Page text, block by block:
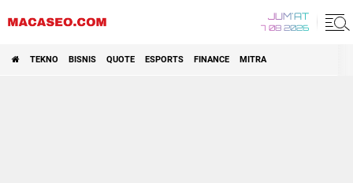
JUM'AT
7 08 2026
TEKNO BISNIS QUOTE ESPORTS FINANCE MITRA